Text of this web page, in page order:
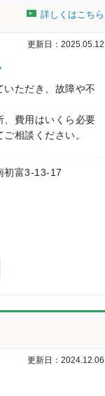
詳しくはこちら
更新日：2025.05.12
ただき、故障や不
、費用はいくら必要
相談ください。
初富3-13-17
更新日：2024.12.06